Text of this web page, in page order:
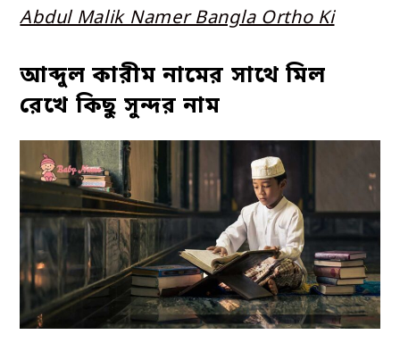
Abdul Malik Namer Bangla Ortho Ki
আব্দুল কারীম নামের সাথে মিল
রেখে কিছু সুন্দর নাম